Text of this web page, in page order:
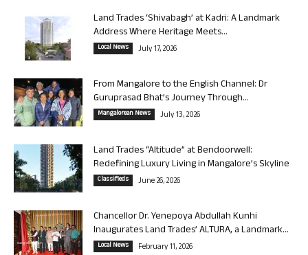
Land Trades ‘Shivabagh’ at Kadri: A Landmark
Address Where Heritage Meets...
Local News July 17, 2026
From Mangalore to the English Channel: Dr
Guruprasad Bhat’s Journey Through...
Mangalorean News July 13, 2026
Land Trades “Altitude” at Bendoorwell:
Redefining Luxury Living in Mangalore’s Skyline
Classifieds June 26, 2026
Chancellor Dr. Yenepoya Abdullah Kunhi
Inaugurates Land Trades’ ALTURA, a Landmark...
Local News February 11, 2026